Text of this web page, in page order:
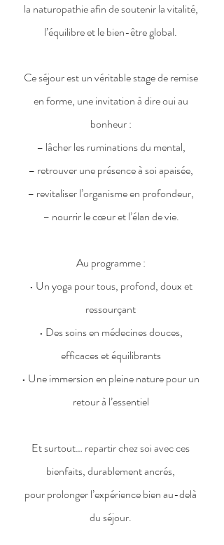
la naturopathie afin de soutenir la vitalité,
l’équilibre et le bien-être global.
Ce séjour est un véritable stage de remise
en forme, une invitation à dire oui au
bonheur :
– lâcher les ruminations du mental,
– retrouver une présence à soi apaisée,
– revitaliser l’organisme en profondeur,
– nourrir le cœur et l’élan de vie.
Au programme :
• Un yoga pour tous, profond, doux et
ressourçant
• Des soins en médecines douces,
efficaces et équilibrants
• Une immersion en pleine nature pour un
retour à l’essentiel
Et surtout… repartir chez soi avec ces
bienfaits, durablement ancrés,
pour prolonger l’expérience bien au-delà
du séjour.